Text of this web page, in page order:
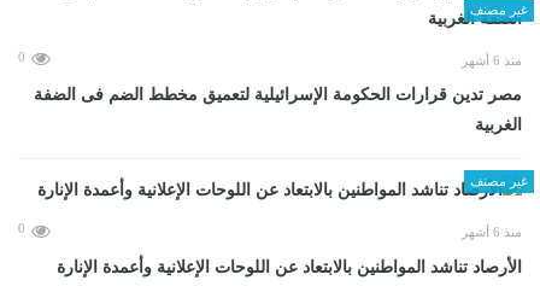
غير مصنف
منذ 6 أشهر 0
مصر تدين قرارات الحكومة الإسرائيلية لتعميق مخطط الضم فى الضفة
الغربية
غير مصنف
منذ 6 أشهر 0
الأرصاد تناشد المواطنين بالابتعاد عن اللوحات الإعلانية وأعمدة الإنارة